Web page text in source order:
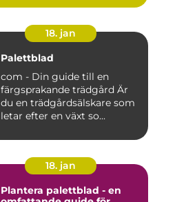
18. jan
Palettblad
com - Din guide till en
färgsprakande trädgård Är
du en trädgårdsälskare som
letar efter en växt so...
18. jan
Plantera palettblad - en